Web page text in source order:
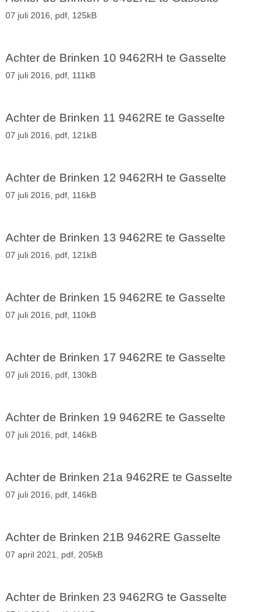
07 juli 2016, pdf, 125kB
Achter de Brinken 10 9462RH te Gasselte
07 juli 2016, pdf, 111kB
Achter de Brinken 11 9462RE te Gasselte
07 juli 2016, pdf, 121kB
Achter de Brinken 12 9462RH te Gasselte
07 juli 2016, pdf, 116kB
Achter de Brinken 13 9462RE te Gasselte
07 juli 2016, pdf, 121kB
Achter de Brinken 15 9462RE te Gasselte
07 juli 2016, pdf, 110kB
Achter de Brinken 17 9462RE te Gasselte
07 juli 2016, pdf, 130kB
Achter de Brinken 19 9462RE te Gasselte
07 juli 2016, pdf, 146kB
Achter de Brinken 21a 9462RE te Gasselte
07 juli 2016, pdf, 146kB
Achter de Brinken 21B 9462RE Gasselte
07 april 2021, pdf, 205kB
Achter de Brinken 23 9462RG te Gasselte